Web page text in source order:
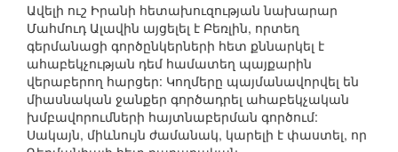
Ավելի ուշ Իրանի հետախուզության նախարար
Մահմուդ Ալավին այցելել է Բեռլին, որտեղ
գերմանացի գործընկերների հետ քննարկել է
ահաբեկչության դեմ համատեղ պայքարին
վերաբերող հարցեր: Կողմերը պայմանավորվել են
միասնական ջանքեր գործադրել ահաբեկչական
խմբավորումների հայտնաբերման գործում:
Սակայն, միևնույն ժամանակ, կարելի է փաստել, որ